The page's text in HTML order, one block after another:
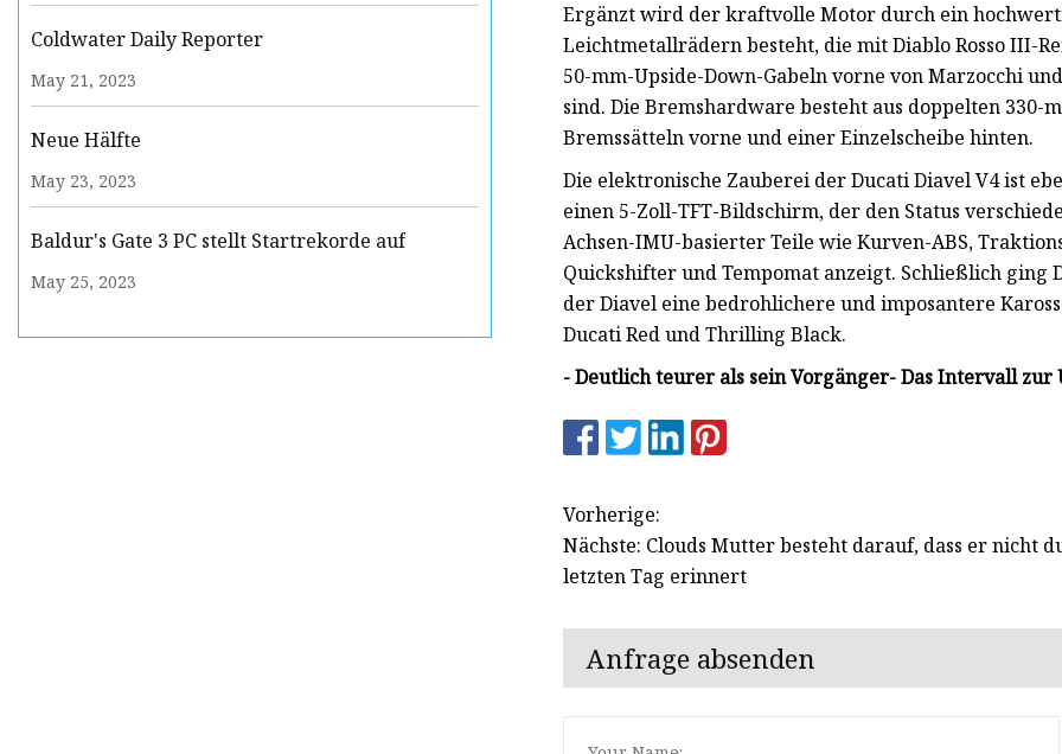
Coldwater Daily Reporter
May 21, 2023
Neue Hälfte
May 23, 2023
Baldur's Gate 3 PC stellt Startrekorde auf
May 25, 2023
Ergänzt wird der kraftvolle Motor durch ein
Leichtmetallrädern besteht, die mit Diablo Rosso III-
50-mm-Upside-Down-Gabeln vorne von Marzocchi
sind. Die Bremshardware besteht aus doppelten 330-
Bremssätteln vorne und einer Einzelscheibe hinten.
Die elektronische Zauberei der Ducati Diavel V4 ist
einen 5-Zoll-TFT-Bildschirm, der den Status
Achsen-IMU-basierter Teile wie Kurven-ABS,
Quickshifter und Tempomat anzeigt. Schließlich ging
der Diavel eine bedrohlichere und imposantere
Ducati Red und Thrilling Black.
- Deutlich teurer als sein Vorgänger- Das Intervall zur
Vorherige:
Nächste: Clouds Mutter besteht darauf, dass er nicht
letzten Tag erinnert
Anfrage absenden